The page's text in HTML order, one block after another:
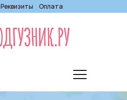
Реквизиты Оплата